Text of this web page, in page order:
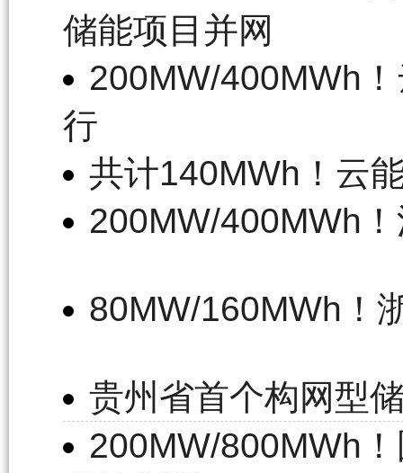
储能项目并网
200MW/400MWh
行
共计140MWh！云
200MW/400MWh
80MW/160MWh！
贵州省首个构网型
200MW/800MWh